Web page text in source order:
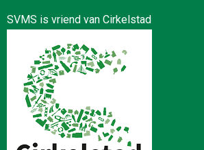
SVMS is vriend van Cirkelstad